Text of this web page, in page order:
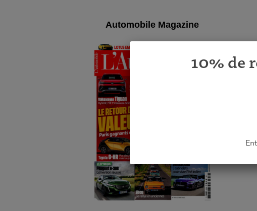
Automobile Magazine
10% de